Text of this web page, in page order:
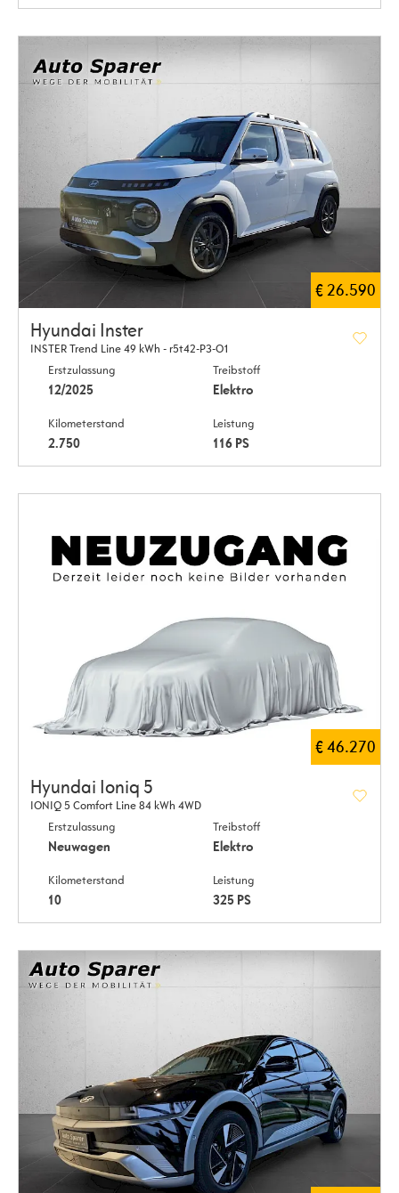
€ 26.590
Hyundai Inster
INSTER Trend Line 49 kWh - r5t42-P3-O1
Erstzulassung
12/2025
Treibstoff
Elektro
Kilometerstand
2.750
Leistung
116 PS
€ 46.270
Hyundai Ioniq 5
IONIQ 5 Comfort Line 84 kWh 4WD
Erstzulassung
Neuwagen
Treibstoff
Elektro
Kilometerstand
10
Leistung
325 PS